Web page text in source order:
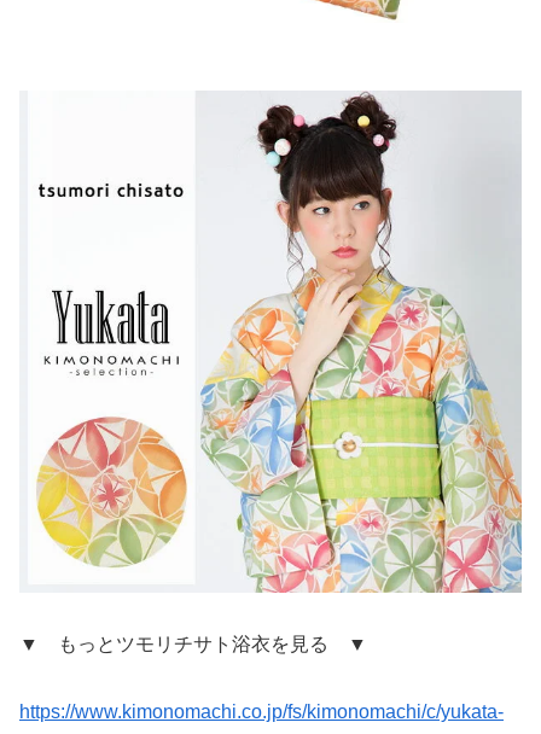
▼ もっとツモリチサト浴衣を見る ▼
https://www.kimonomachi.co.jp/fs/kimonomachi/c/yukata-